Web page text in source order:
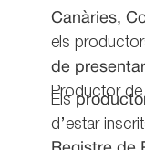
Canàries,
els
de presentar
Productor de
Els
d’estar